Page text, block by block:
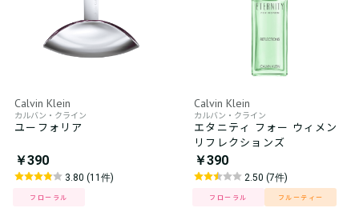
Calvin Klein
カルバン・クライン
ユーフォリア
￥390
3.80 (11件)
フローラル
Calvin Klein
カルバン・クライン
エタニティ フォー ウィメン
リフレクションズ
￥390
2.50 (7件)
フローラル フルーティー